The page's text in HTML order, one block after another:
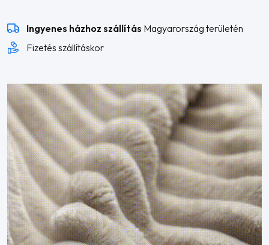
mennyiség
Ingyenes házhoz szállítás Magyarország területén
Fizetés szállításkor